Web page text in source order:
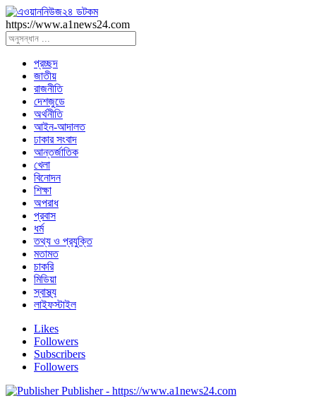
https://www.a1news24.com
প্রচ্ছদ
জাতীয়
রাজনীতি
দেশজুডে
অর্থনীতি
আইন-আদালত
ঢাকার সংবাদ
আন্তর্জাতিক
খেলা
বিনোদন
শিক্ষা
অপরাধ
প্রবাস
ধর্ম
তথ্য ও প্রযুক্তি
মতামত
চাকরি
মিডিয়া
স্বাস্থ্য
লাইফস্টাইল
Likes
Followers
Subscribers
Followers
Publisher - https://www.a1news24.com